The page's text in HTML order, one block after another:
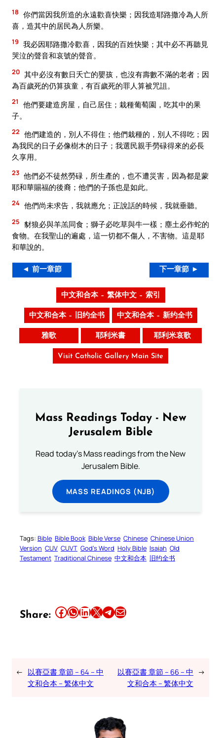
18 你們當因我所造的永遠歡喜快樂；因我造耶路撒冷為人所
喜，造其中的居民為人所樂。
19 我必因耶路撒冷歡喜，因我的百姓快樂；其中必不再聽見
哭泣的聲音和哀號的聲音。
20 其中必沒有數日夭亡的嬰孩，也沒有壽數不滿的老者；因
為百歲死的仍算孩童，有百歲死的罪人算被咒詛。
21
他們要建造房屋，自己居住；栽種葡萄園，吃其中的果
子。
22 他們建造的，別人不得住；他們栽種的，別人不得吃；因
為我民的日子必像樹木的日子；我選民親手勞碌得來的必長
久享用。
23 他們必不徒然勞碌，所生產的，也不遭災害，因為都是蒙
耶和華賜福的後裔；他們的子孫也是如此。
24 他們尚未求告，我就應允；正說話的時候，我就垂聽。
25 豺狼必與羊羔同食；獅子必吃草與牛一樣；塵土必作蛇的
食物。在我聖山的遍處，這一切都不傷人，不害物。這是耶
和華說的。
◄ 前一章節 下一章節 ►
中文和合本 – 繁体中文 – 索引
中文和合本 – 旧约全书 中文和合本 – 新约全书
雅歌 耶利米書 耶利米哀歌
Visit Catholic Gallery Main Site
Mass Readings Today - New
Jerusalem Bible
Read today's Mass readings from the New
Jerusalem Bible.
MASS READINGS (NJB)
Tags: Bible Bible Book Bible Verse Chinese Chinese Union
Version CUV CUVT God’s Word Holy Bible Isaiah Old
Testament Traditional Chinese 中文和合本 旧约全书
Share: Share this article on Facebook Share this article on WhatsApp Share this article on LinkedIn Share this article on X Share this article on TelegramEmail this Article
← 以賽亞書 章節 – 64 – 中
文和合本 – 繁体中文
以賽亞書 章節 – 66 – 中
文和合本 – 繁体中文
→